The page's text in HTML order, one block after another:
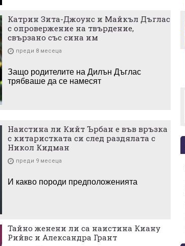
Катрин Зита-Джоунс и Майкъл Дъглас
с опровержение на твърдение,
свързано със сина им
преди 8 месеца
Защо родителите на Дилън Дъглас
трябваше да се намесят
Наистина ли Кийт Ърбан е във връзка
с китаристката си след раздялата с
Никол Кидман
преди 9 месеца
И какво породи предположенията
Тайно женени ли са наистина Киану
Рийвс и Александра Грант
Олимпиакос за Акрам
Бурас
Макаби Тел Авив срещу